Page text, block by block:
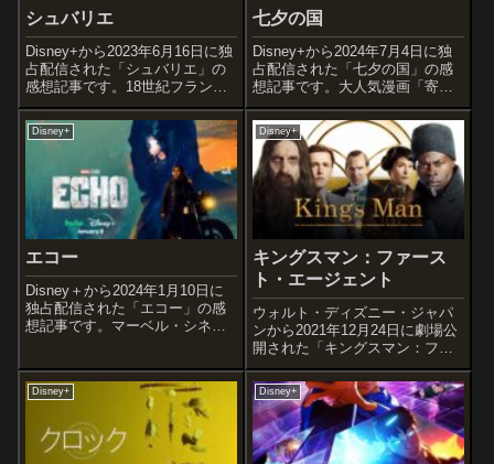
シュバリエ
Disney+から2023年6月16日に独
占配信された「シュバリエ」の
感想記事です。18世紀フランス
に実在したバイオリン奏者・作
曲家で、マリー・アントワネッ
トの宮廷を揺るがしたジョゼ
フ・ブローニュ・シュバリエ・
ド・サン＝ジョルジュの波乱万
丈...
七夕の国
Disney+から2024年7月4日に独
占配信された「七夕の国」の感
想記事です。大人気漫画「寄生
獣」の作者である岩明均による
同名SF漫画を原作とした実写映
像化作品です。オススメ度あら
すじ＆予告編役に立たない“超能
力”をもつ平凡な大学生ナン丸...
Disney+
エコー
Disney＋から2024年1月10日に
独占配信された「エコー」の感
想記事です。マーベル・シネマ
目に当たり、フランチャイズの
映画作品と連続性を共有し、
『ホークアイ』(2021)のス...
Disney+
キングスマン：ファース
ト・エージェント
ウォルト・ディズニー・ジャパ
ンから2021年12月24日に劇場公
開された「キングスマン：ファ
ースト・エージェント」の感想
記事です。マーク・ミラーとデ
イヴ・ギボンズのコミック
『ザ・シークレット・サービ
ス』を原作とする映画「キング
スマン」シリー...
Disney+ Disney+